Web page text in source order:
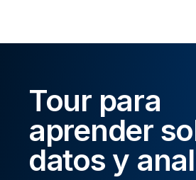
Tour para
aprender
datos y